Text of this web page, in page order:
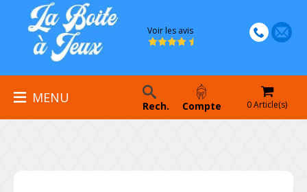
Voir les avis
MENU Rech. Compte 0 Article(s)